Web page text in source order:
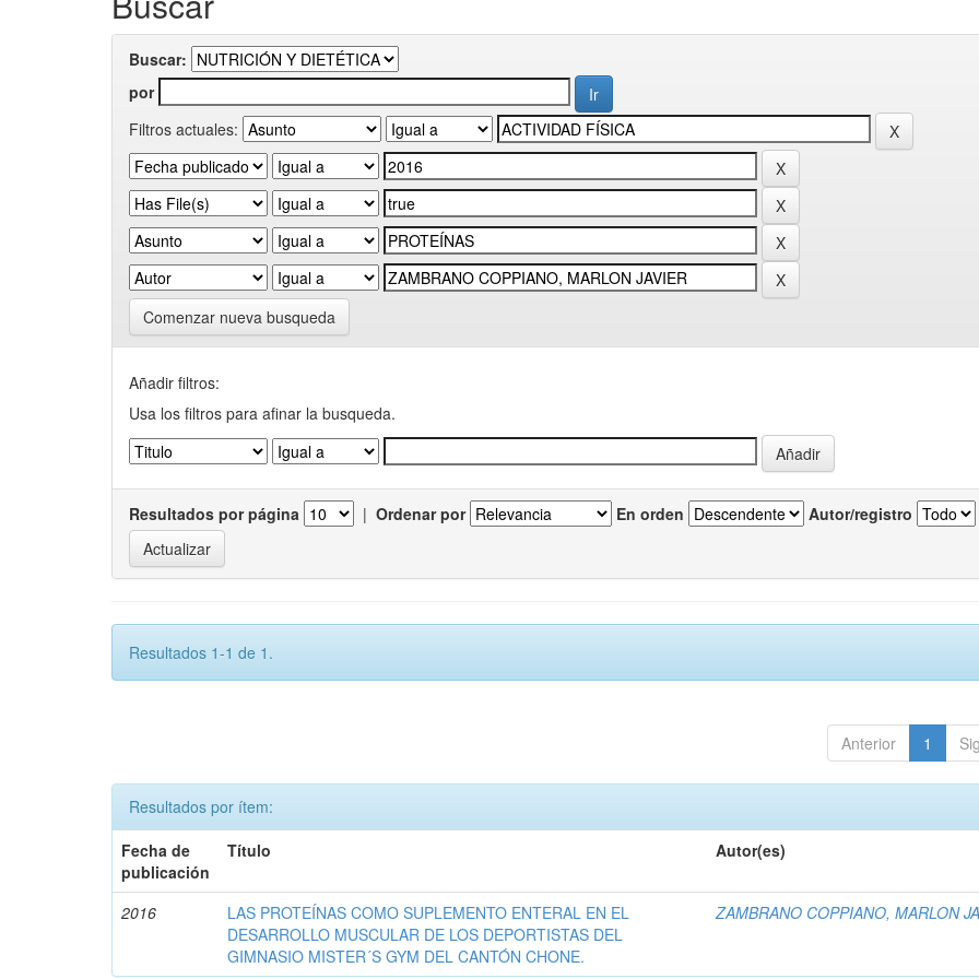
Buscar:
por
Filtros actuales:
Comenzar nueva busqueda
Añadir filtros:
Usa los filtros para afinar la busqueda.
Resultados por página | Ordenar por En orden Autor/registro
Resultados 1-1 de 1.
Anterior 1
Resultados por ítem:
Fecha de
publicación
Título Autor(es)
2016
LAS PROTEÍNAS COMO SUPLEMENTO ENTERAL EN EL
DESARROLLO MUSCULAR DE LOS DEPORTISTAS DEL
GIMNASIO MISTER´S GYM DEL CANTÓN CHONE.
ZAMBRANO COPPIANO, MARLON